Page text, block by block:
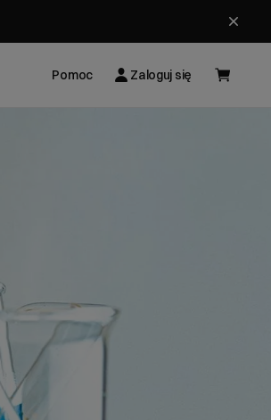
Pomoc Zaloguj się